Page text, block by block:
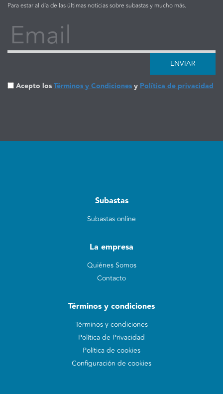
Para estar al día de las últimas noticias sobre subastas y mucho más.
Email
ENVIAR
Acepto losTérminos y CondicionesyPolítica de privacidad
Subastas
Subastas online
La empresa
Quiénes Somos
Contacto
Términos y condiciones
Términos y condiciones
Política de Privacidad
Política de cookies
Configuración de cookies